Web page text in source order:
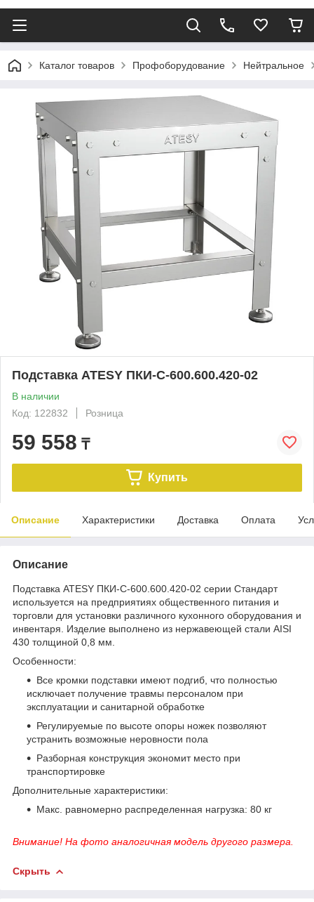
Каталог товаров Профоборудование Нейтральное
Подставка ATESY ПКИ-С-600.600.420-02
В наличии
Код: 122832
Розница
59 558 ₸
Купить
Описание Характеристики Доставка Оплата
Описание
Подставка ATESY ПКИ-С-600.600.420-02 серии Стандарт
используется на предприятиях общественного питания и
торговли для установки различного кухонного оборудования и
инвентаря. Изделие выполнено из нержавеющей стали AISI
430 толщиной 0,8 мм.
Особенности:
Все кромки подставки имеют подгиб, что полностью
исключает получение травмы персоналом при
эксплуатации и санитарной обработке
Регулируемые по высоте опоры ножек позволяют
устранить возможные неровности пола
Разборная конструкция экономит место при
транспортировке
Дополнительные характеристики:
Макс. равномерно распределенная нагрузка: 80 кг
Внимание! На фото аналогичная модель другого размера.
Скрыть